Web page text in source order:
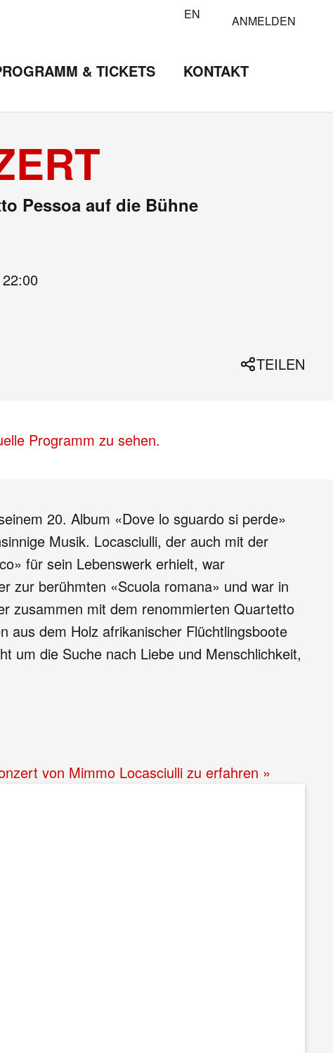
EN ANMELDEN
& TICKETS KONTAKT
Pessoa auf die Bühne
TEILEN
Programm zu sehen.
20. Album «Dove lo sguardo si perde»
Musik. Locasciulli, der auch mit der
für sein Lebenswerk erhielt, war
zur berühmten «Scuola romana» und war in
zusammen mit dem renommierten Quartetto
aus dem Holz afrikanischer Flüchtlingsboote
um die Suche nach Liebe und Menschlichkeit,
von Mimmo Locasciulli zu erfahren »